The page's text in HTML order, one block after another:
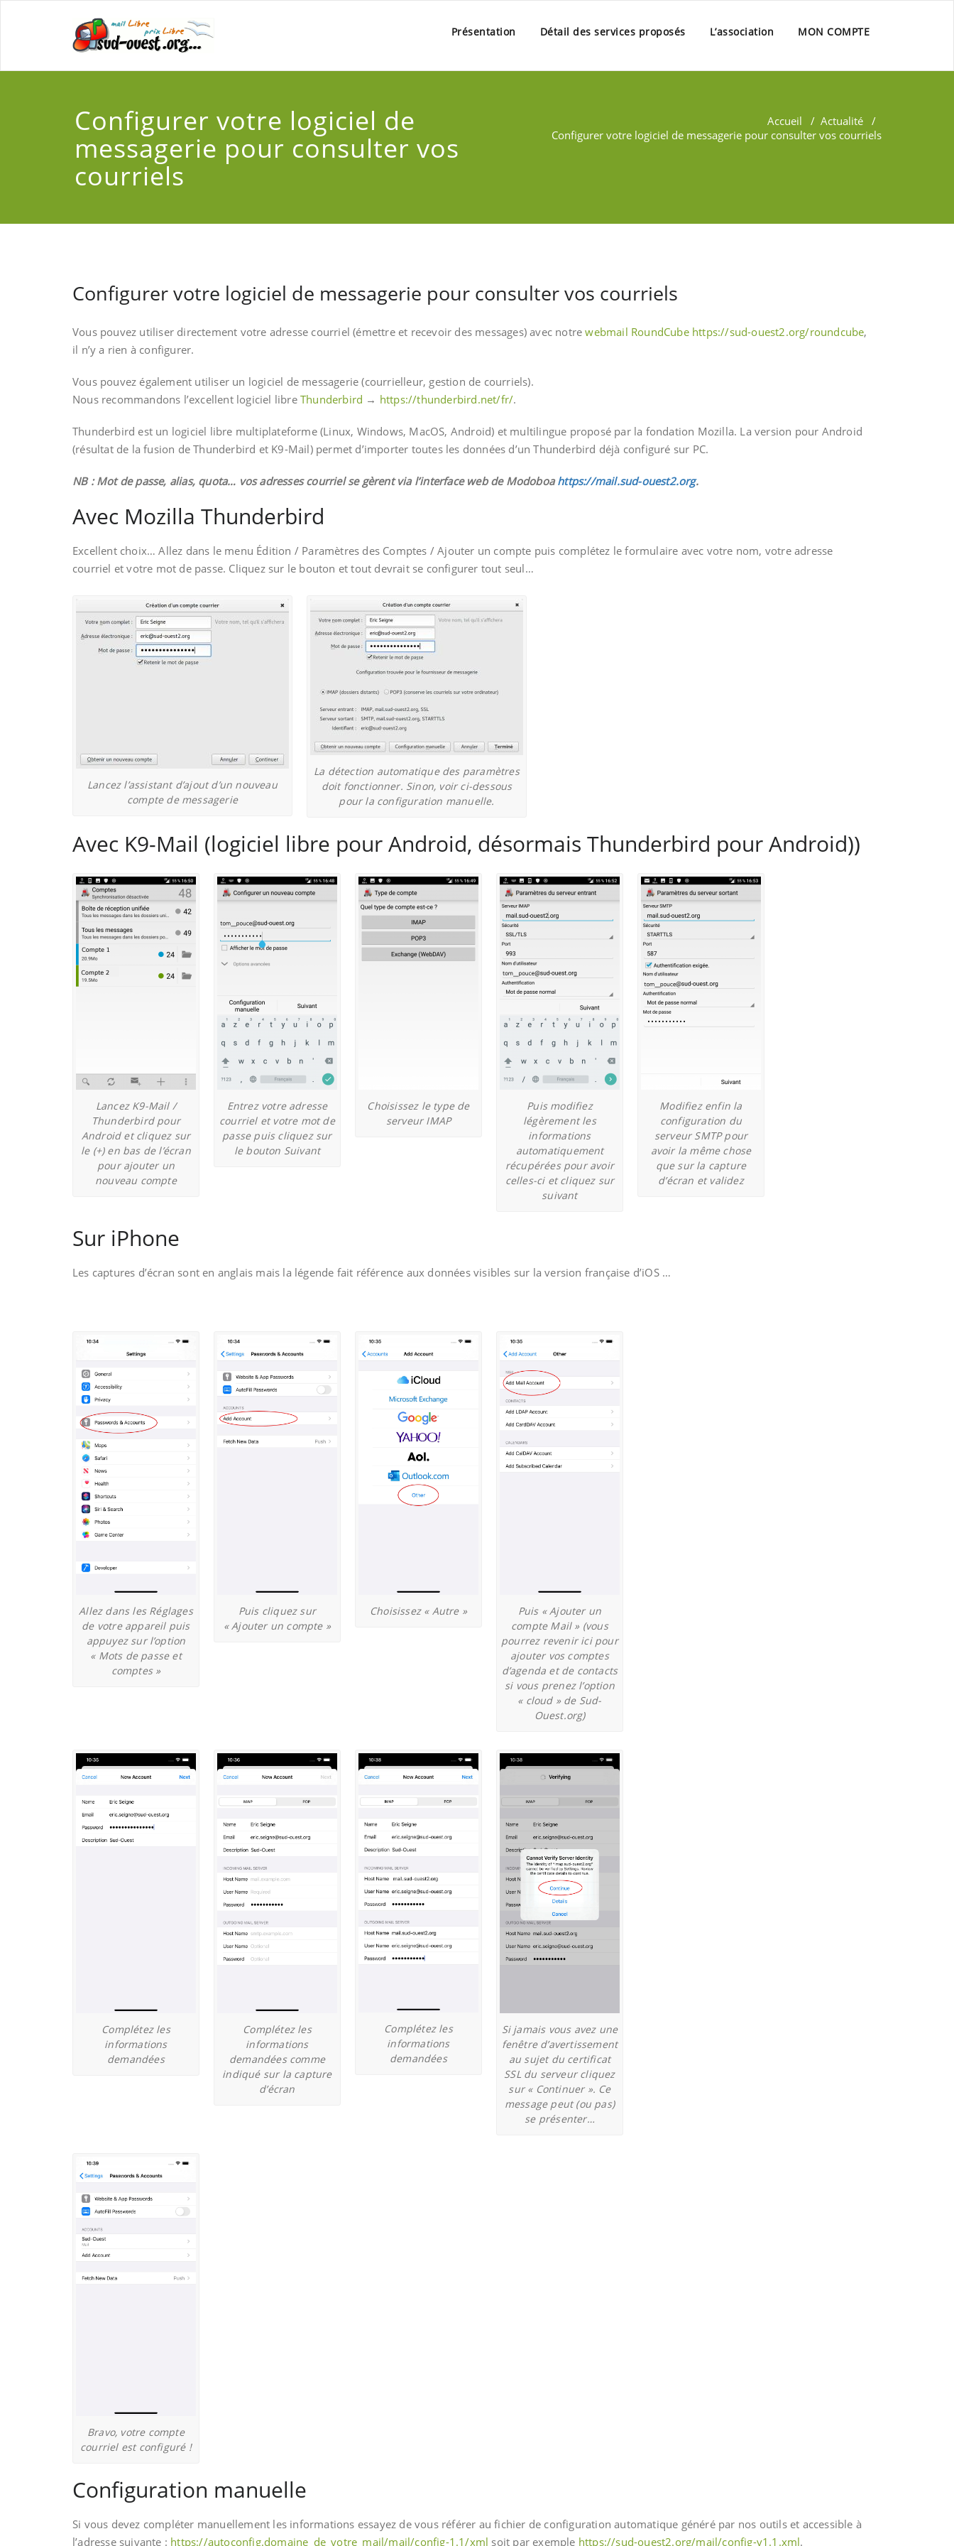
Présentation Détail des services proposés L’association MON COMPTE
Configurer votre logiciel de
messagerie pour consulter vos
courriels
Accueil / Actualité /
Configurer votre logiciel de messagerie pour consulter vos courriels
Configurer votre logiciel de messagerie pour consulter vos courriels
Vous pouvez utiliser directement votre adresse courriel (émettre et recevoir des messages) avec notrewebmail RoundCube https://sud-ouest2.org/roundcube,
il n’y a rien à configurer.
Vous pouvez également utiliser un logiciel de messagerie (courrielleur, gestion de courriels).
Nous recommandons l’excellent logiciel libreThunderbird → https://thunderbird.net/fr/.
Thunderbird est un logiciel libre multiplateforme (Linux, Windows, MacOS, Android) et multilingue proposé par la fondation Mozilla. La version pour Android
(résultat de la fusion de Thunderbird et K9-Mail) permet d’importer toutes les données d’un Thunderbird déjà configuré sur PC.
NB : Mot de passe, alias, quota… vos adresses courriel se gèrent via l’interface web de Modoboahttps://mail.sud-ouest2.org.
Avec Mozilla Thunderbird
Excellent choix… Allez dans le menu Édition / Paramètres des Comptes / Ajouter un compte puis complétez le formulaire avec votre nom, votre adresse
courriel et votre mot de passe. Cliquez sur le bouton et tout devrait se configurer tout seul…
Lancez l’assistant d’ajout d’un nouveau
compte de messagerie
La détection automatique des paramètres
doit fonctionner. Sinon, voir ci-dessous
pour la configuration manuelle.
Avec K9-Mail (logiciel libre pour Android, désormais Thunderbird pour Android))
Lancez K9-Mail /
Thunderbird pour
Android et cliquez sur
le (+) en bas de l’écran
pour ajouter un
nouveau compte
Entrez votre adresse
courriel et votre mot de
passe puis cliquez sur
le bouton Suivant
Choisissez le type de
serveur IMAP
Puis modifiez
légèrement les
informations
automatiquement
récupérées pour avoir
celles-ci et cliquez sur
suivant
Modifiez enfin la
configuration du
serveur SMTP pour
avoir la même chose
que sur la capture
d’écran et validez
Sur iPhone
Les captures d’écran sont en anglais mais la légende fait référence aux données visibles sur la version française d’iOS …
Allez dans les Réglages
de votre appareil puis
appuyez sur l’option
« Mots de passe et
comptes »
Puis cliquez sur
« Ajouter un compte »
Choisissez « Autre »
Puis « Ajouter un
compte Mail » (vous
pourrez revenir ici pour
ajouter vos comptes
d’agenda et de contacts
si vous prenez l’option
« cloud » de Sud-
Ouest.org)
Complétez les
informations
demandées
Complétez les
informations
demandées comme
indiqué sur la capture
d’écran
Complétez les
informations
demandées
Si jamais vous avez une
fenêtre d’avertissement
au sujet du certificat
SSL du serveur cliquez
sur « Continuer ». Ce
message peut (ou pas)
se présenter…
Bravo, votre compte
courriel est configuré !
Configuration manuelle
Si vous devez compléter manuellement les informations essayez de vous référer au fichier de configuration automatique généré par nos outils et accessible à
l’adresse suivante : https://autoconfig.domaine_de_votre_mail/mail/config-1.1/xml soit par exemple https://sud-ouest2.org/mail/config-v1.1.xml.